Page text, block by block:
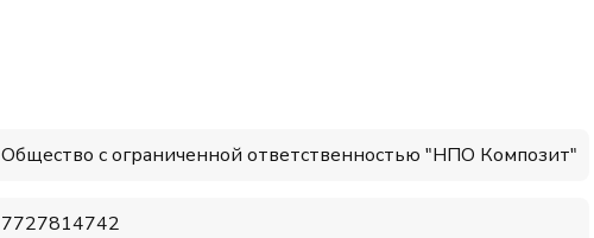
Общество с ограниченной ответственностью "НПО Композит"
7727814742